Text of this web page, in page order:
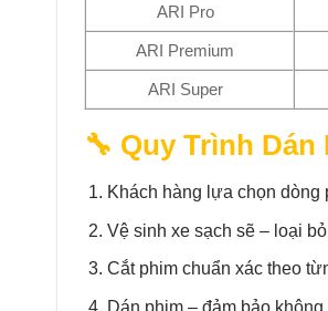
ARI Pro
ARI Premium
ARI Super
🔧 Quy Trình
Khách hàng lựa chọn
Vệ sinh xe sạch sẽ – loại
Cắt phim chuẩn xác theo
Dán phim – đảm bảo